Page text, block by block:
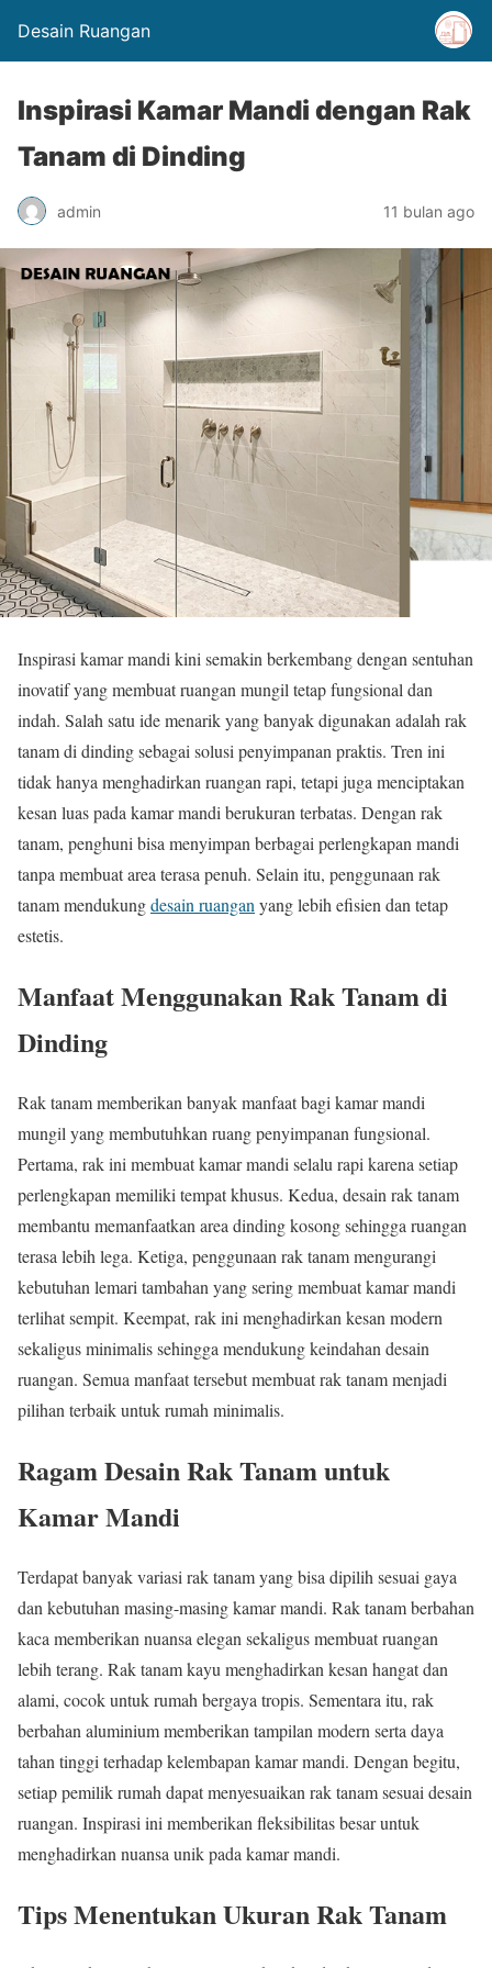
Desain Ruangan
Inspirasi Kamar Mandi dengan Rak
Tanam di Dinding
admin 11 bulan ago
Inspirasi kamar mandi kini semakin berkembang dengan sentuhan
inovatif yang membuat ruangan mungil tetap fungsional dan
indah. Salah satu ide menarik yang banyak digunakan adalah rak
tanam di dinding sebagai solusi penyimpanan praktis. Tren ini
tidak hanya menghadirkan ruangan rapi, tetapi juga menciptakan
kesan luas pada kamar mandi berukuran terbatas. Dengan rak
tanam, penghuni bisa menyimpan berbagai perlengkapan mandi
tanpa membuat area terasa penuh. Selain itu, penggunaan rak
tanam mendukungdesain ruangan yang lebih efisien dan tetap
estetis.
Manfaat Menggunakan Rak Tanam di
Dinding
Rak tanam memberikan banyak manfaat bagi kamar mandi
mungil yang membutuhkan ruang penyimpanan fungsional.
Pertama, rak ini membuat kamar mandi selalu rapi karena setiap
perlengkapan memiliki tempat khusus. Kedua, desain rak tanam
membantu memanfaatkan area dinding kosong sehingga ruangan
terasa lebih lega. Ketiga, penggunaan rak tanam mengurangi
kebutuhan lemari tambahan yang sering membuat kamar mandi
terlihat sempit. Keempat, rak ini menghadirkan kesan modern
sekaligus minimalis sehingga mendukung keindahan desain
ruangan. Semua manfaat tersebut membuat rak tanam menjadi
pilihan terbaik untuk rumah minimalis.
Ragam Desain Rak Tanam untuk
Kamar Mandi
Terdapat banyak variasi rak tanam yang bisa dipilih sesuai gaya
dan kebutuhan masing-masing kamar mandi. Rak tanam berbahan
kaca memberikan nuansa elegan sekaligus membuat ruangan
lebih terang. Rak tanam kayu menghadirkan kesan hangat dan
alami, cocok untuk rumah bergaya tropis. Sementara itu, rak
berbahan aluminium memberikan tampilan modern serta daya
tahan tinggi terhadap kelembapan kamar mandi. Dengan begitu,
setiap pemilik rumah dapat menyesuaikan rak tanam sesuai desain
ruangan. Inspirasi ini memberikan fleksibilitas besar untuk
menghadirkan nuansa unik pada kamar mandi.
Tips Menentukan Ukuran Rak Tanam